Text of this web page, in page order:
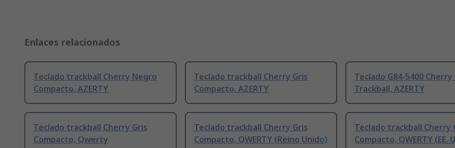
Enlaces relacionados
Teclado trackball Cherry Negro
Compacto, AZERTY
Teclado trackball Cherry Gris
Compacto, AZERTY
Teclado G84-5400
Trackball, AZERTY
Teclado trackball Cherry Gris
Compacto, Qwerty
Teclado trackball Cherry Gris
Compacto, QWERTY (Reino Unido)
Teclado trackball Cherry
Compacto, QWERTY (EE.